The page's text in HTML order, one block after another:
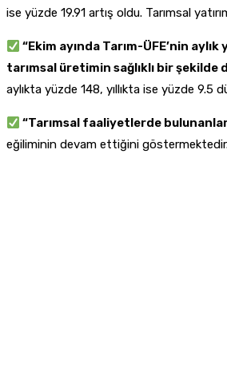
ise yüzde 19.91 artış oldu. Tarımsal
“Ekim ayında Tarım-ÜFE’nin
tarımsal üretimin sağlıklı bir şekilde
aylıkta yüzde 148, yıllıkta ise yüzde 9.5
“Tarımsal faaliyetlerde
eğiliminin devam ettiğini